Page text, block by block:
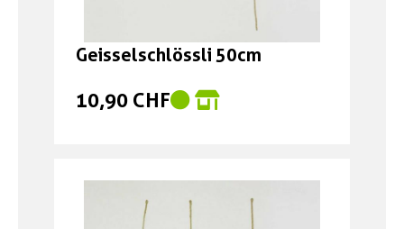
Geisselschlössli 50cm
10,90 CHF